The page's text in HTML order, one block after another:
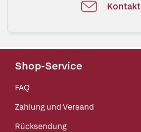
Kontakt
Shop-Service
FAQ
Zahlung und Versand
Rücksendung